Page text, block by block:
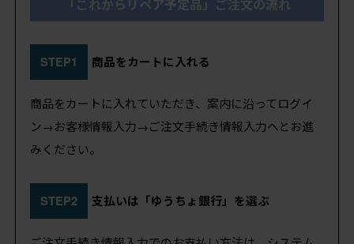
「これからリペア予定品」ご注文の流れ
STEP1 商品をカートに入れる
商品をカートに入れていただき、案内に沿ってログイ
ン→お客様情報入力→ご注文手続き情報入力へとお進
みください。
STEP2 支払いは「ゆうちょ銀行」を選ぶ